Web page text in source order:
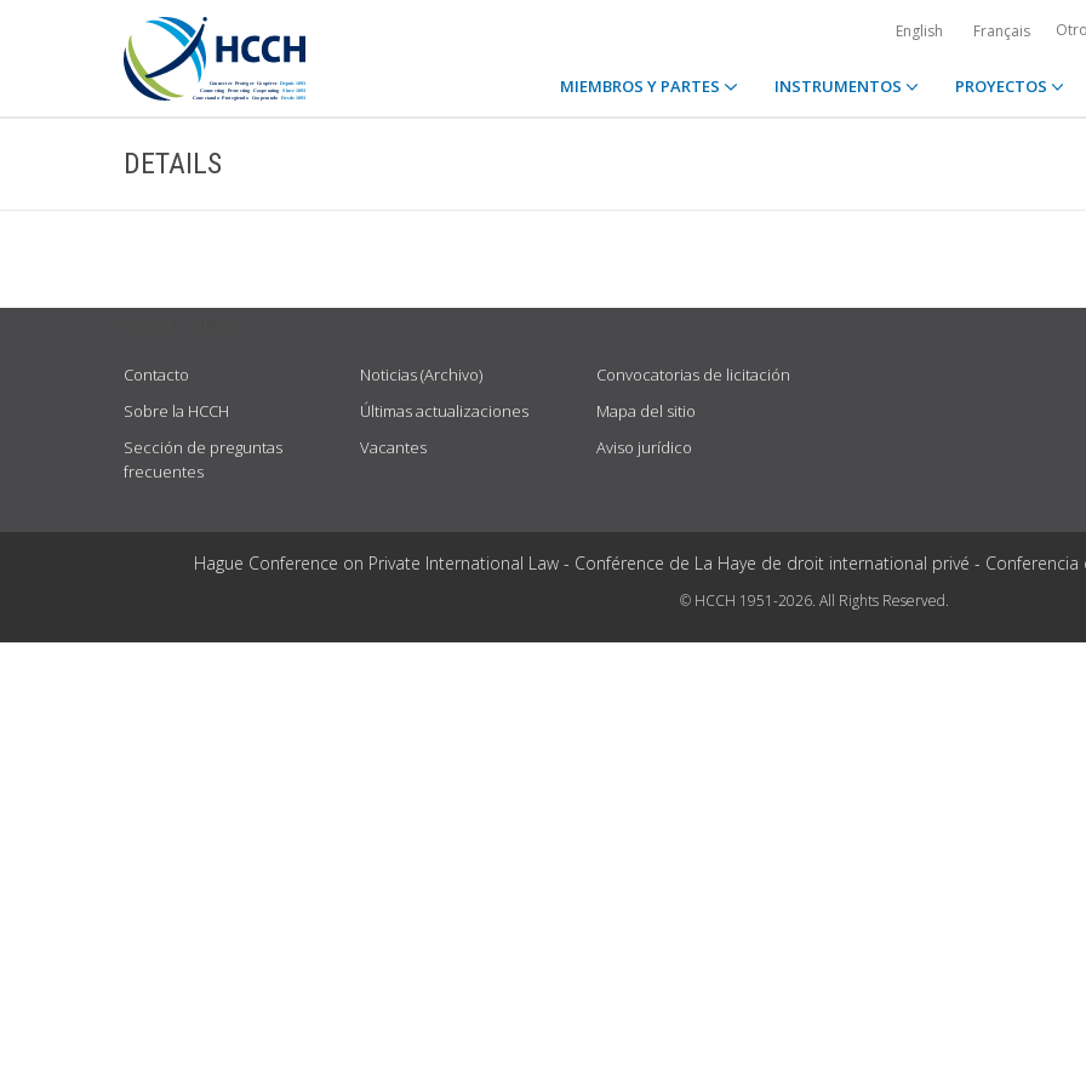
English Français
MIEMBROS Y PARTES INSTRUMENTOS PROYECTOS
DETAILS
Contacto
Sobre la HCCH
Sección de preguntas
frecuentes
Noticias (Archivo)
Últimas actualizaciones
Vacantes
Convocatorias de licitación
Mapa del sitio
Aviso jurídico
Hague Conference on Private International Law - Conférence de La Haye de droit international privé -
© HCCH 1951-2026. All Rights Reserved.